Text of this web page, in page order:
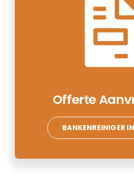
Offerte
BANKENREINIGER